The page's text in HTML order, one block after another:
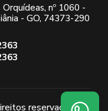
nº 1060 -
- GO, 74373-290
reservados.